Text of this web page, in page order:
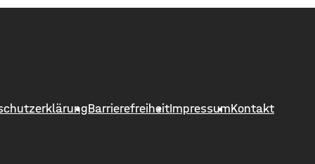
Wasser-
Grünen-
Altersteilzeitregelungen passieren.
schwieriges Marktumfeld und
BarrierefreiheitImpressumKontakt